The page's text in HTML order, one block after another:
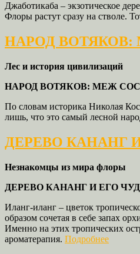
Джаботикаба – экзотическое
Флоры растут сразу на стволе.
НАРОД
Лес и история цивилизаций
НАРОД ВОТЯКОВ: МЕЖ
По словам историка Николая
лишь, что это самый лесной
ДЕРЕВО КАНАНГ
Незнакомцы из мира флоры
ДЕРЕВО КАНАНГ И ЕГО
Иланг-иланг – цветок
образом сочетая в себе запах
Именно на этих тропических
ароматерапия. Подробнее